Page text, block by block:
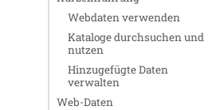
Webdaten verwenden
Kataloge durchsuchen und
nutzen
Hinzugefügte Daten
verwalten
Web-Daten